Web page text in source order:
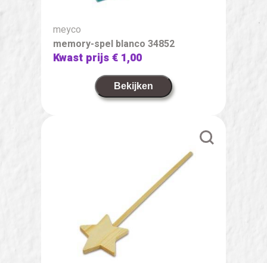
meyco
memory-spel blanco 34852
Kwast prijs€ 1,00
Bekijken